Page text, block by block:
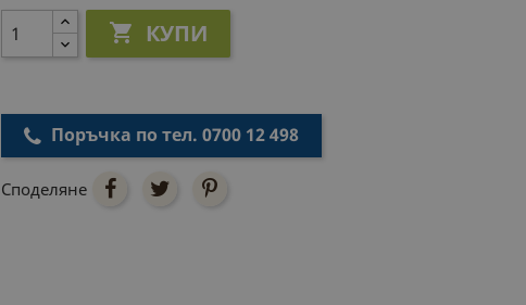
 КУПИ
Поръчка по тел. 0700 12 498
Споделяне